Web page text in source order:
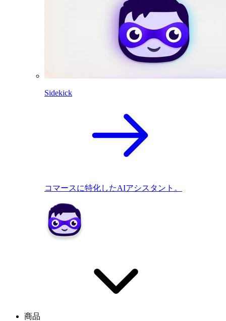
Sidekick
コマースに特化したAIアシスタント。
商品